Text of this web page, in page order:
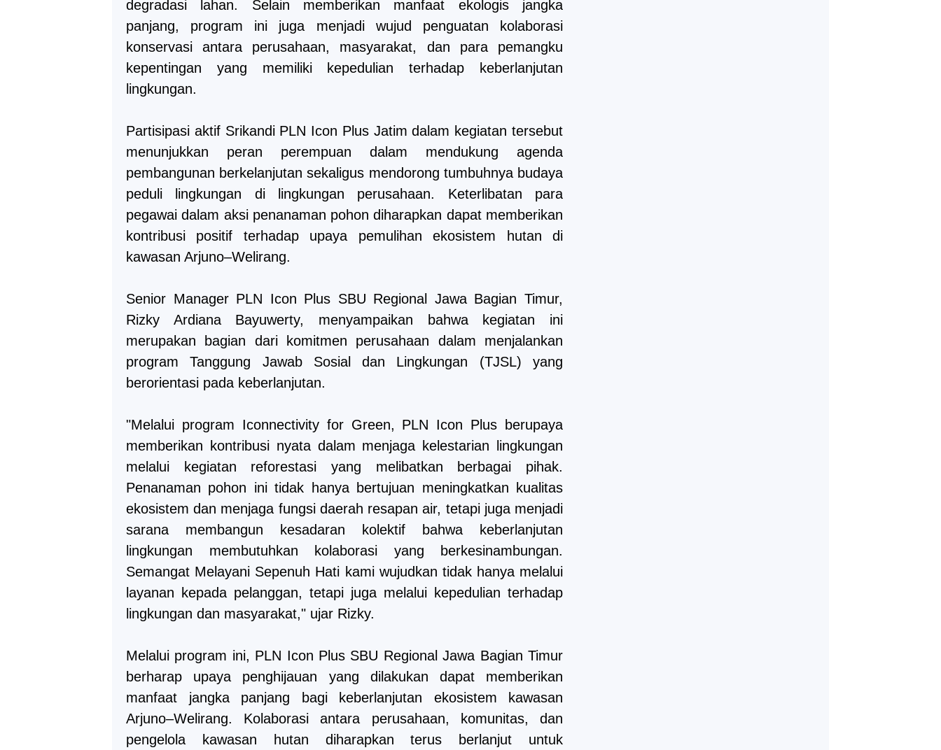
degradasi lahan. Selain memberikan manfaat ekologis jangka
panjang, program ini juga menjadi wujud penguatan kolaborasi
konservasi antara perusahaan, masyarakat, dan para pemangku
kepentingan yang memiliki kepedulian terhadap keberlanjutan
lingkungan.
Partisipasi aktif Srikandi PLN Icon Plus Jatim dalam kegiatan tersebut
menunjukkan peran perempuan dalam mendukung agenda
pembangunan berkelanjutan sekaligus mendorong tumbuhnya budaya
peduli lingkungan di lingkungan perusahaan. Keterlibatan para
pegawai dalam aksi penanaman pohon diharapkan dapat memberikan
kontribusi positif terhadap upaya pemulihan ekosistem hutan di
kawasan Arjuno–Welirang.
Senior Manager PLN Icon Plus SBU Regional Jawa Bagian Timur,
Rizky Ardiana Bayuwerty, menyampaikan bahwa kegiatan ini
merupakan bagian dari komitmen perusahaan dalam menjalankan
program Tanggung Jawab Sosial dan Lingkungan (TJSL) yang
berorientasi pada keberlanjutan.
"Melalui program Iconnectivity for Green, PLN Icon Plus berupaya
memberikan kontribusi nyata dalam menjaga kelestarian lingkungan
melalui kegiatan reforestasi yang melibatkan berbagai pihak.
Penanaman pohon ini tidak hanya bertujuan meningkatkan kualitas
ekosistem dan menjaga fungsi daerah resapan air, tetapi juga menjadi
sarana membangun kesadaran kolektif bahwa keberlanjutan
lingkungan membutuhkan kolaborasi yang berkesinambungan.
Semangat Melayani Sepenuh Hati kami wujudkan tidak hanya melalui
layanan kepada pelanggan, tetapi juga melalui kepedulian terhadap
lingkungan dan masyarakat," ujar Rizky.
Melalui program ini, PLN Icon Plus SBU Regional Jawa Bagian Timur
berharap upaya penghijauan yang dilakukan dapat memberikan
manfaat jangka panjang bagi keberlanjutan ekosistem kawasan
Arjuno–Welirang. Kolaborasi antara perusahaan, komunitas, dan
pengelola kawasan hutan diharapkan terus berlanjut untuk